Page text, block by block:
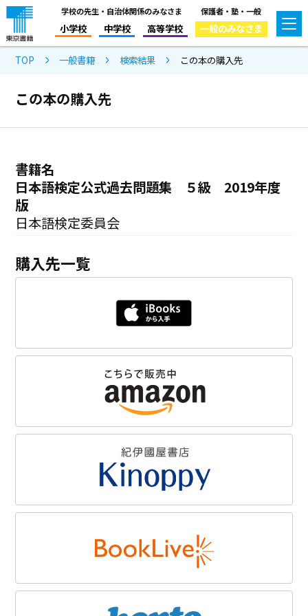
学校の先生・自治体関係のみなさま
小学校 中学校 高等学校
保護者・塾・一般
一般のみなさま
TOP 一般書籍 検索結果 この本の購入先
この本の購入先
書籍名
日本語検定公式過去問題集 ５級 2019年度
版
日本語検定委員会
購入先一覧